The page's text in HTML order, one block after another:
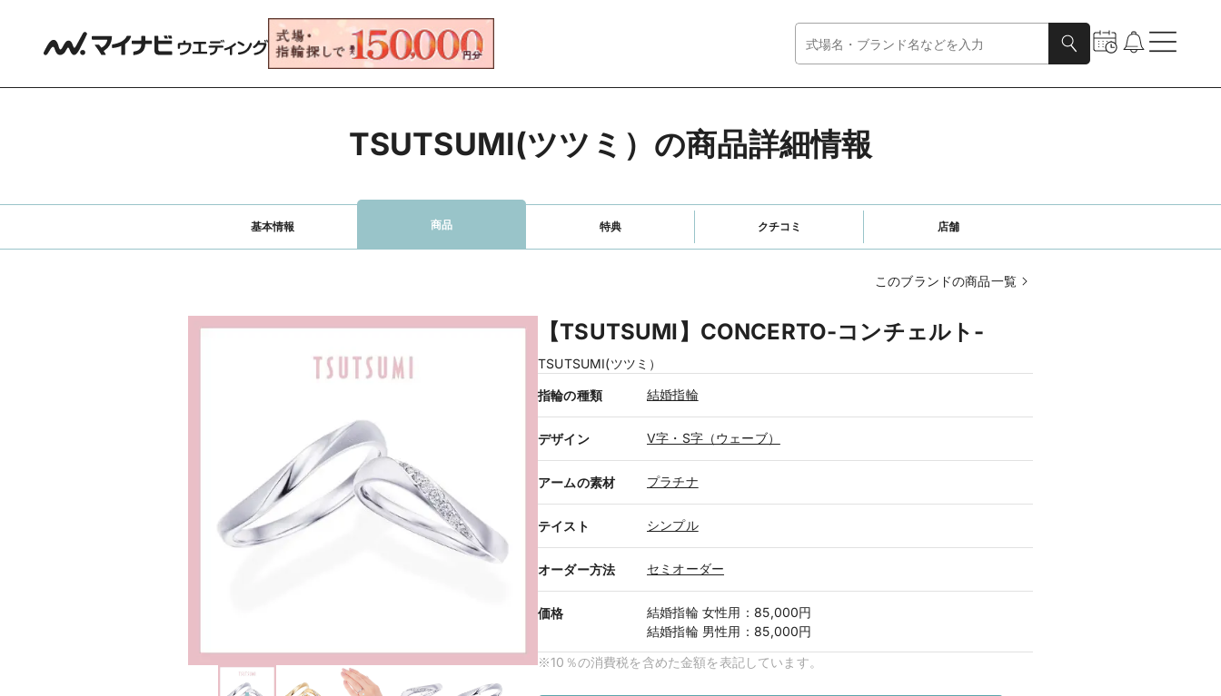
TSUTSUMI(ツツミ）の商品詳細情報
基本情報 商品 特典 クチコミ 店舗
このブランドの商品一覧
【TSUTSUMI】CONCERTO-コンチェルト-
TSUTSUMI(ツツミ）
指輪の種類 結婚指輪
デザイン V字・S字（ウェーブ）
アームの素材 プラチナ
テイスト シンプル
オーダー方法 セミオーダー
価格 結婚指輪 女性用 ：85,000円
結婚指輪 男性用 ：85,000円
※10％の消費税を含めた金額を表記しています。